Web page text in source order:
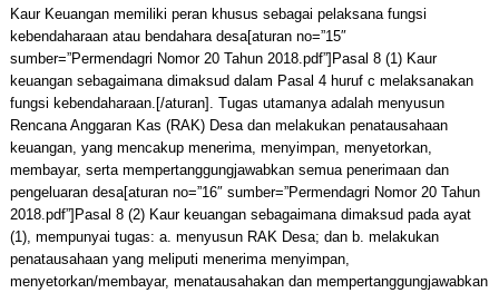
Kaur Keuangan memiliki peran khusus sebagai pelaksana fungsi
kebendaharaan atau bendahara desa[aturan no=”15″
sumber=”Permendagri Nomor 20 Tahun 2018.pdf”]Pasal 8 (1) Kaur
keuangan sebagaimana dimaksud dalam Pasal 4 huruf c melaksanakan
fungsi kebendaharaan.[/aturan]. Tugas utamanya adalah menyusun
Rencana Anggaran Kas (RAK) Desa dan melakukan penatausahaan
keuangan, yang mencakup menerima, menyimpan, menyetorkan,
membayar, serta mempertanggungjawabkan semua penerimaan dan
pengeluaran desa[aturan no=”16″ sumber=”Permendagri Nomor 20 Tahun
2018.pdf”]Pasal 8 (2) Kaur keuangan sebagaimana dimaksud pada ayat
(1), mempunyai tugas: a. menyusun RAK Desa; dan b. melakukan
penatausahaan yang meliputi menerima menyimpan,
menyetorkan/membayar, menatausahakan dan mempertanggungjawabkan